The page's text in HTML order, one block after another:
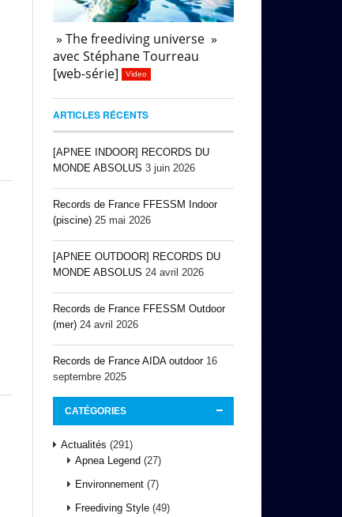
» The freediving universe »
avec Stéphane Tourreau
[web-série]
Video
ARTICLES RÉCENTS
[APNEE INDOOR] RECORDS DU
MONDE ABSOLUS 3 juin 2026
Records de France FFESSM Indoor
(piscine) 25 mai 2026
[APNEE OUTDOOR] RECORDS DU
MONDE ABSOLUS 24 avril 2026
Records de France FFESSM Outdoor
(mer) 24 avril 2026
Records de France AIDA outdoor 16
septembre 2025
CATÉGORIES
Actualités (291)
Apnea Legend (27)
Environnement (7)
Freediving Style (49)